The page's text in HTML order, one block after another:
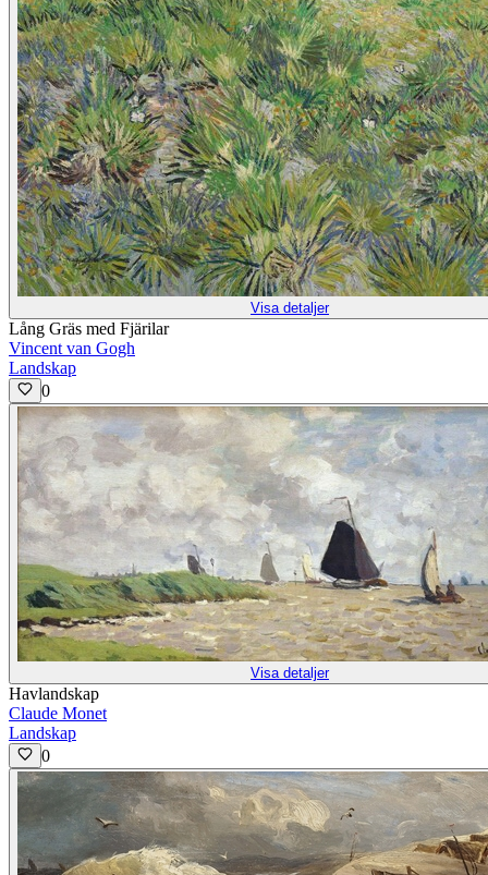
Visa detaljer
Lång Gräs med Fjärilar
Vincent van Gogh
Landskap
0
Visa detaljer
Havlandskap
Claude Monet
Landskap
0